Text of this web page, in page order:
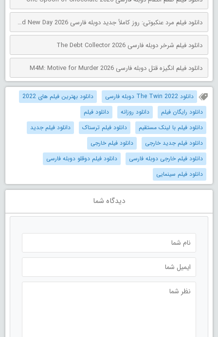
دانلود فیلم مرد عنکبوتی: روز کاملاً جدید دوبله فارسی Spider-Man: Brand New Day 2026
دانلود فیلم شرخر دوبله فارسی The Debt Collector 2026
دانلود فیلم انگیزه قتل دوبله فارسی M4M: Motive for Murder 2026
دانلود The Twin 2022 دوبله فارسی
دانلود بهترین فیلم های 2022
دانلود رایگان فیلم
دانلود روزانه
دانلود فیلم
دانلود فیلم با لینک مستقیم
دانلود فیلم ترسناک
دانلود فیلم جدید
دانلود فیلم جدید خارجی
دانلود فیلم خارجی
دانلود فیلم خارجی دوبله فارسی
دانلود فیلم دوقلو دوبله فارسی
دانلود فیلم سینمایی
دیدگاه شما